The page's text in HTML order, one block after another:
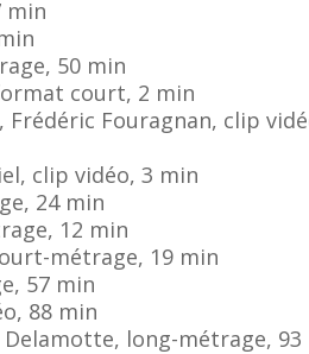
min
50 min
court, 2 min
, Frédéric Fouragnan, clip
clip vidéo, 3 min
24 min
12 min
métrage, 19 min
57 min
88 min
long-métrage, 93